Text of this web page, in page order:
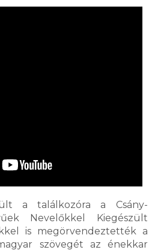
a találkozóra a Csány-
Nevelőkkel Kiegészült
is megörvendeztették a
szövegét az énekkar